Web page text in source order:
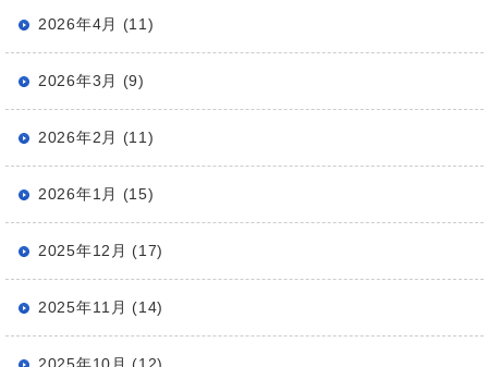
2026年4月 (11)
2026年3月 (9)
2026年2月 (11)
2026年1月 (15)
2025年12月 (17)
2025年11月 (14)